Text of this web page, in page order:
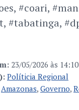
#coari,
#tabatinga,
23/05/2026 às 14:10
Políticia Regional
Amazonas, Governo,